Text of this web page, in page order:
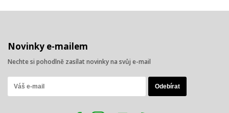
Novinky e-mailem
Nechte si pohodlně zasílat novinky na svůj e-mail